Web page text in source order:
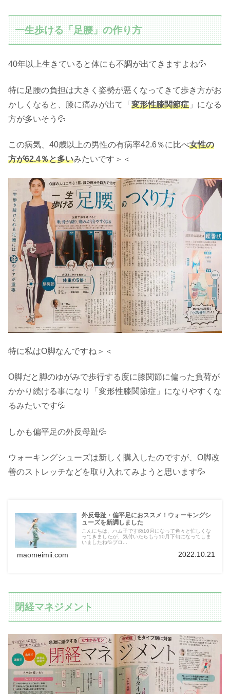
一生歩ける「足腰」の作り方
40年以上生きていると体にも不調が出てきますよね💦
特に足腰の負担は大きく姿勢が悪くなってきて歩き方がお
かしくなると、膝に痛みが出て「 変形性膝関節症 」になる
方が多いそう💦
この病気、40歳以上の男性の有病率42.6％に比べ女性の
方が62.4％と多いみたいです＞＜
特に私はO脚なんですね＞＜
O脚だと脚のゆがみで歩行する度に膝関節に偏った負荷が
かかり続ける事になり「変形性膝関節症」になりやすくな
るみたいです💦
しかも偏平足の外反母趾💦
ウォーキングシューズは新しく購入したのですが、O脚改
善のストレッチなどを取り入れてみようと思います💦
外反母趾・偏平足におススメ！ウォーキングシ
ューズを新調しました
こんにちは、ハム子です🐹10月になって色々と忙しくな
ってきましたが、気付いたらもう10月下旬になってしま
いましたね💦ブロ...
maomeimii.com 2022.10.21
閉経マネジメント